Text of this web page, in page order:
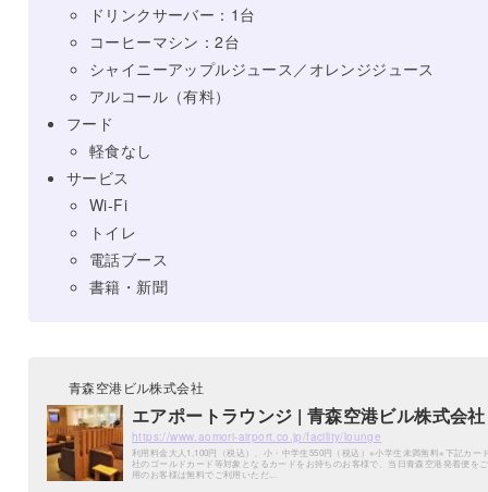
ドリンクサーバー：1台
コーヒーマシン：2台
シャイニーアップルジュース／オレンジジュース
アルコール（有料）
フード
軽食なし
サービス
Wi-Fi
トイレ
電話ブース
書籍・新聞
青森空港ビル株式会社
エアポートラウンジ | 青森空港ビル株式会社
https://www.aomori-airport.co.jp/facility/lounge
利用料金大人1,100円（税込）、小・中学生550円（税込）※小学生未満無料※下記カー
社のゴールドカード等対象となるカードをお持ちのお客様で、当日青森空港発着便を
用のお客様は無料でご利用いただ...